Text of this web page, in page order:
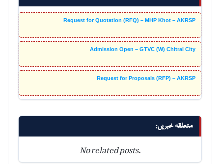
Request for Quotation (RFQ) – MHP Khot – AKRSP
Admission Open – GTVC (W) Chitral City
Request for Proposals (RFP) – AKRSP
متعلقہ خبریں:
No related posts.